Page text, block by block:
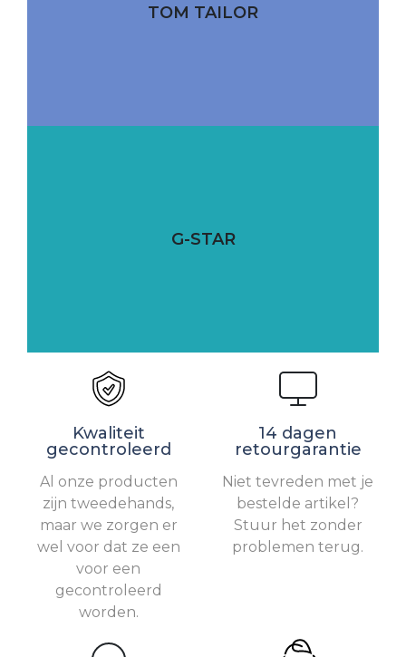
TOM TAILOR
G-STAR
Kwaliteit
gecontroleerd
Al onze producten
zijn tweedehands,
maar we zorgen er
wel voor dat ze een
voor een
gecontroleerd
worden.
14 dagen
retourgarantie
Niet tevreden met je
bestelde artikel?
Stuur het zonder
problemen terug.